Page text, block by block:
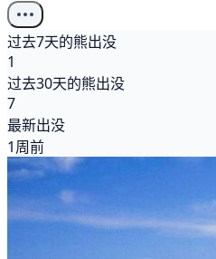
过去7天的熊出没
1
过去30天的熊出没
7
最新出没
1周前